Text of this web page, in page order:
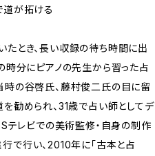
道が拓ける
たとき、長い収録の待ち時間に出
時分にピアノの先生から習った占
時の谷啓氏、藤村俊二氏の目に留
を勧められ、31歳で占い師としてデ
テレビでの美術監修・自身の制作
で行い、2010年に「古本と占